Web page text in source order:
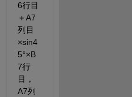
6行目
＋A7
列目
×sin4
5°×B
7行
目，
A7列